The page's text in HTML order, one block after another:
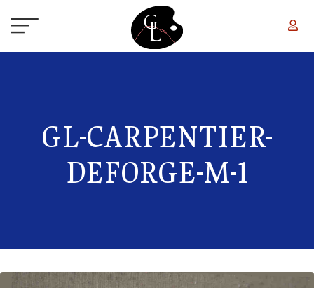
GL-CARPENTIER-
DEFORGE-M-1